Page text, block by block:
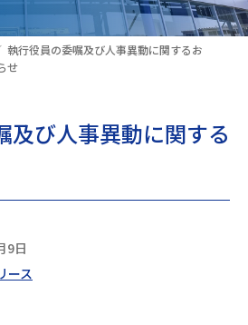
執行役員の委嘱及び人事異動に関するお
せ
及び人事異動に関する
9日
ース